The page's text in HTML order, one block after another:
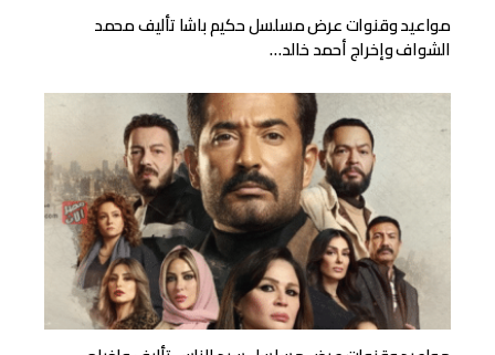
مواعيد وقنوات عرض مسلسل حكيم باشا تأليف محمد
الشواف وإخراج أحمد خالد…